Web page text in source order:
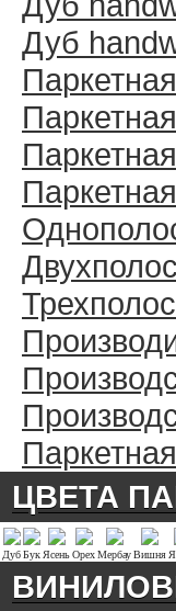
Дуб
ЦВЕТА
ДубБук ЯсеньОрехМербауВишня